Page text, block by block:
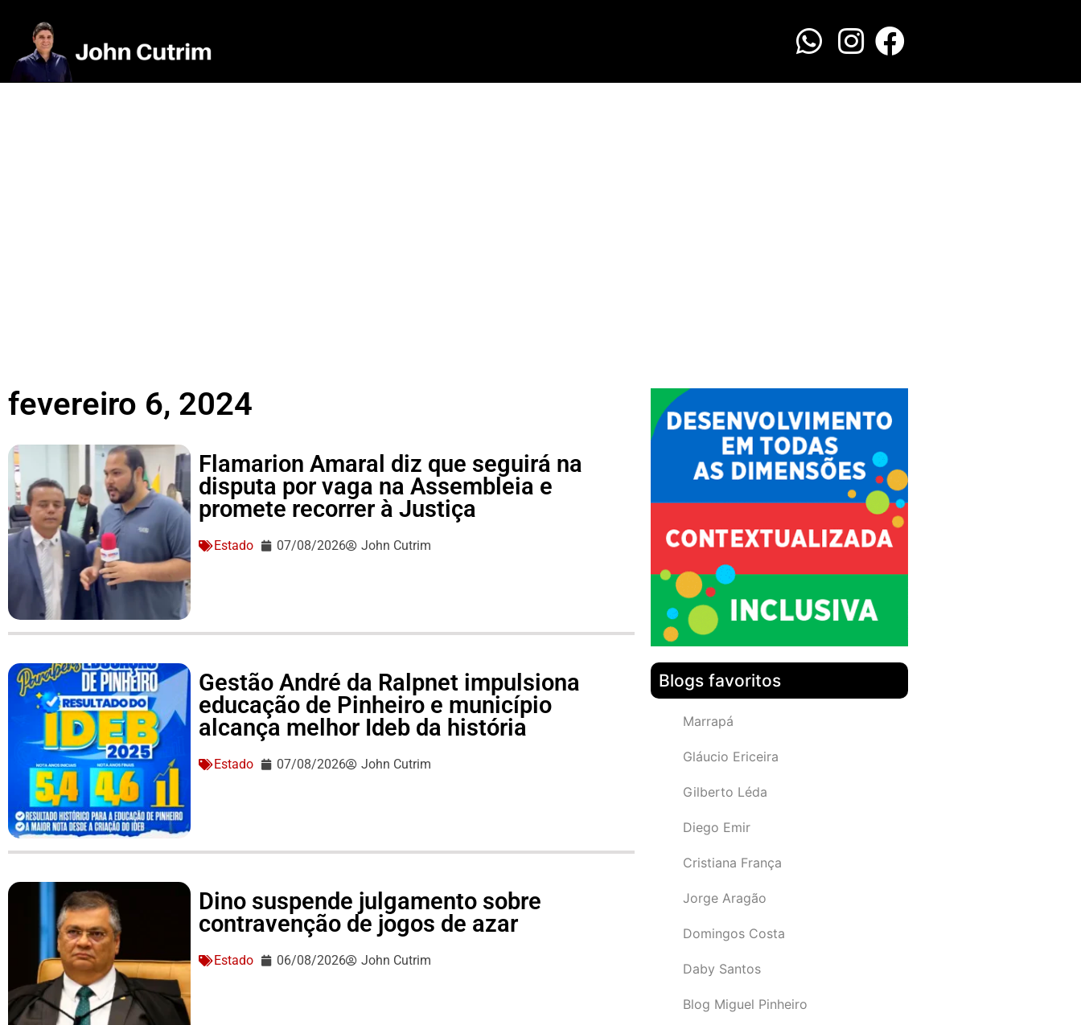
fevereiro 6, 2024
Flamarion Amaral diz que seguirá na
disputa por vaga na Assembleia e
promete recorrer à Justiça
Estado 07/08/2026 John Cutrim
Gestão André da Ralpnet impulsiona
educação de Pinheiro e município
alcança melhor Ideb da história
Estado 07/08/2026 John Cutrim
Dino suspende julgamento sobre
contravenção de jogos de azar
Estado 06/08/2026 John Cutrim
Blogs favoritos
Marrapá
Gláucio Ericeira
Gilberto Léda
Diego Emir
Cristiana França
Jorge Aragão
Domingos Costa
Daby Santos
Blog Miguel Pinheiro